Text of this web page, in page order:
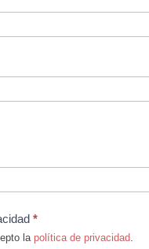
*
la política de privacidad